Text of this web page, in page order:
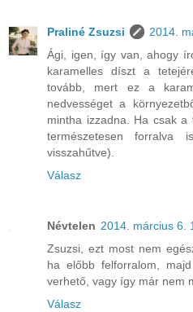
Praliné Zsuzsi
2014.
Ági, igen, így van, ahogy
karamelles díszt a
tovább, mert ez a
nedvességet a
mintha izzadna. Ha csak
természetesen forralva
visszahűtve).
Válasz
Névtelen 2014. március 6.
Zsuzsi, ezt most nem
ha előbb felforralom,
verhető, vagy így már nem
Válasz